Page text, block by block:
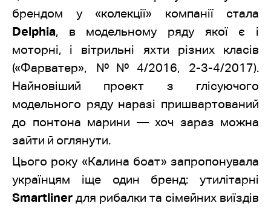
брендом у «колекції» компанії стала
Delphia, в модельному ряду якої є і
моторні, і вітрильні яхти різних класів
(«Фарватер», №№4/2016, 2-3-4/2017).
Найновіший проект з глісуючого
модельного ряду наразі пришвартований
до понтона марини — хоч зараз можна
зайти й оглянути.
Цього року «Калина боат» запропонувала
українцям іще один бренд: утилітарні
Smartliner для рибалки та сімейних виїздів